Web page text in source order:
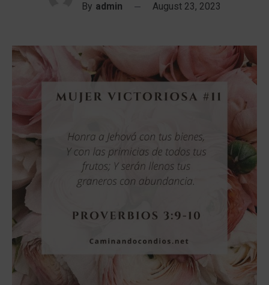
By admin August 23, 2023